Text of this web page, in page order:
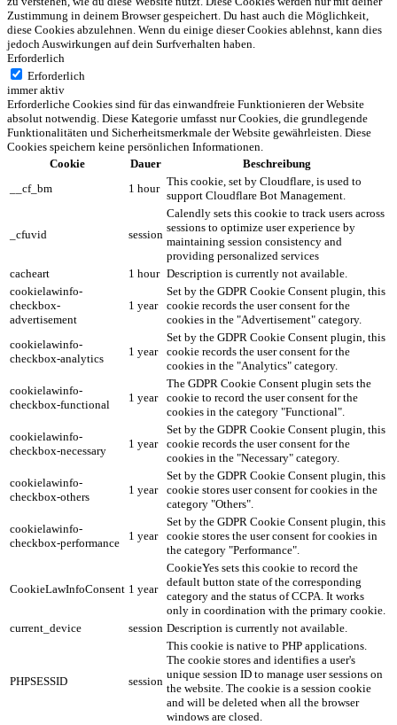
Zustimmung in deinem Browser gespeichert. Du hast auch die Möglichkeit,
diese Cookies abzulehnen. Wenn du einige dieser Cookies ablehnst, kann dies
jedoch Auswirkungen auf dein Surfverhalten haben.
Erforderlich
Erforderlich
immer aktiv
Erforderliche Cookies sind für das einwandfreie Funktionieren der Website
absolut notwendig. Diese Kategorie umfasst nur Cookies, die grundlegende
Funktionalitäten und Sicherheitsmerkmale der Website gewährleisten. Diese
Cookies speichern keine persönlichen Informationen.
Cookie
Dauer
Beschreibung
__cf_bm
1 hour
This cookie, set by Cloudflare, is used to
support Cloudflare Bot Management.
_cfuvid session
Calendly sets this cookie to track users across
sessions to optimize user experience by
maintaining session consistency and
providing personalized services
cacheart
1 hour Description is currently not available.
cookielawinfo-
checkbox-
advertisement
1 year
Set by the GDPR Cookie Consent plugin, this
cookie records the user consent for the
cookies in the "Advertisement" category.
cookielawinfo-
checkbox-analytics
1 year
Set by the GDPR Cookie Consent plugin, this
cookie records the user consent for the
cookies in the "Analytics" category.
cookielawinfo-
checkbox-functional
1 year
The GDPR Cookie Consent plugin sets the
cookie to record the user consent for the
cookies in the category "Functional".
cookielawinfo-
checkbox-necessary
1 year
Set by the GDPR Cookie Consent plugin, this
cookie records the user consent for the
cookies in the "Necessary" category.
cookielawinfo-
checkbox-others
1 year
Set by the GDPR Cookie Consent plugin, this
cookie stores user consent for cookies in the
category "Others".
cookielawinfo-
checkbox-performance
1 year
Set by the GDPR Cookie Consent plugin, this
cookie stores the user consent for cookies in
the category "Performance".
CookieLawInfoConsent 1 year
CookieYes sets this cookie to record the
default button state of the corresponding
category and the status of CCPA. It works
only in coordination with the primary cookie.
current_device
session Description is currently not available.
PHPSESSID session
This cookie is native to PHP applications.
The cookie stores and identifies a user's
unique session ID to manage user sessions on
the website. The cookie is a session cookie
and will be deleted when all the browser
windows are closed.